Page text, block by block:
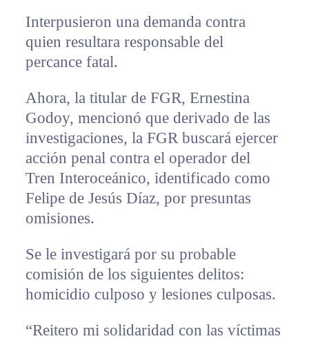
Interpusieron una demanda contra
quien resultara responsable del
percance fatal.
Ahora, la titular de FGR, Ernestina
Godoy, mencionó que derivado de las
investigaciones, la FGR buscará ejercer
acción penal contra el operador del
Tren Interoceánico, identificado como
Felipe de Jesús Díaz, por presuntas
omisiones.
Se le investigará por su probable
comisión de los siguientes delitos:
homicidio culposo y lesiones culposas.
“Reitero mi solidaridad con las víctimas